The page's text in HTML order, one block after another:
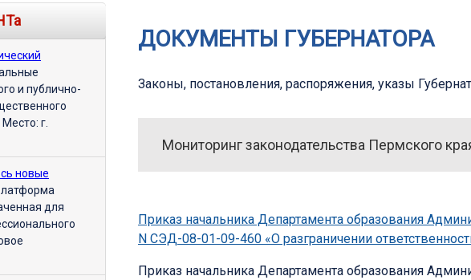
ДОКУМЕНТЫ ГУБЕРНАТОРА
Законы, постановления, распоряжения, указы
Мониторинг законодательства Пермского
Приказ начальника Департамента образования
N СЭД-08-01-09-460 «О разграничении
Приказ начальника Департамента образования
и публично-
г.
новые
для